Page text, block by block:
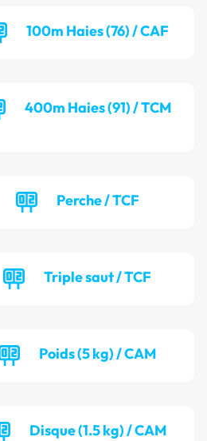
100m Haies (76) / CAF
400m Haies (91) / TCM
Perche / TCF
Triple saut / TCF
Poids (5 kg) / CAM
Disque (1.5 kg) / CAM